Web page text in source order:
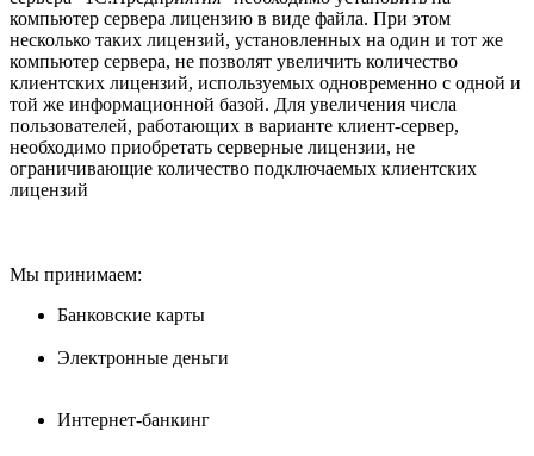
компьютер сервера лицензию в виде файла. При этом
несколько таких лицензий, установленных на один и тот же
компьютер сервера, не позволят увеличить количество
клиентских лицензий, используемых одновременно с одной и
той же информационной базой. Для увеличения числа
пользователей, работающих в варианте клиент-сервер,
необходимо приобретать серверные лицензии, не
ограничивающие количество подключаемых клиентских
лицензий
Мы принимаем:
Банковские карты
Электронные деньги
Интернет-банкинг